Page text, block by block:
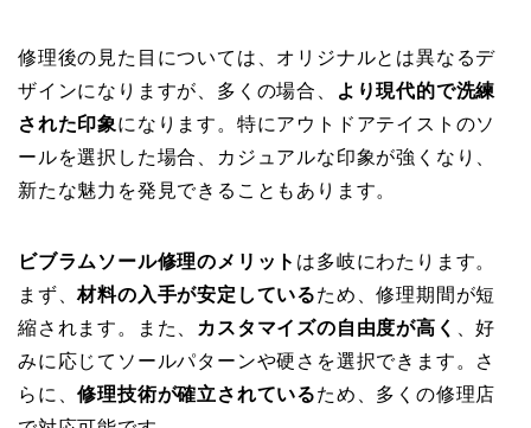
修理後の見た目については、オリジナルとは異なるデ
ザインになりますが、多くの場合、
より現代的で洗練
された印象になります。特にアウトドアテイストのソ
ールを選択した場合、カジュアルな印象が強くなり、
新たな魅力を発見できることもあります。
ビブラムソール修理のメリット は多岐にわたります。
まず、材料の入手が安定しているため、修理期間が短
縮されます。また、
カスタマイズの自由度が高く
、好
みに応じてソールパターンや硬さを選択できます。さ
らに、修理技術が確立されているため、多くの修理店